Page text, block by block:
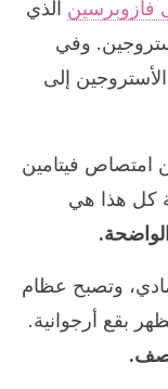
الذي
وفي
إلى
امتصاص فيتامين
كل هذا هي
وتصبح عظام
بقع أرجوانية.